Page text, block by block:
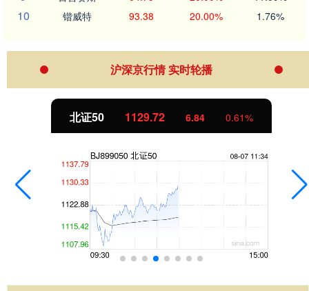
10 锴威特 93.38 20.00% 1.76%
沪深京行情 实时轮播
北证50 1129.72 6.84 0.61%